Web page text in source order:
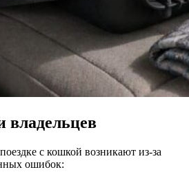
с кошкой возникают из-за
ошибок: